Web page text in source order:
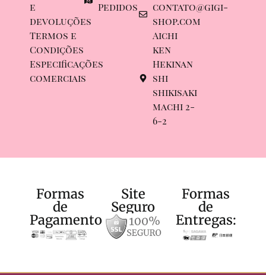
e
devoluções
Termos e
Condições
Especificações
comerciais
Pedidos
contato@gigi-
shop.com
Aichi
ken
Hekinan
shi
shikisaki
machi 2-
6-2
Formas
de
Pagamento:
Site
Seguro
Formas
de
Entregas: